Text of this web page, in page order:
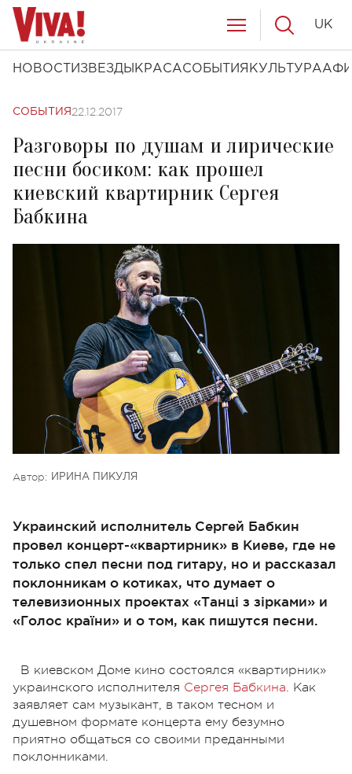
НОВОСТИ ЗВЕЗДЫ КРАСАСОБЫТИЯ КУЛЬТУРА
UK
СОБЫТИЯ 22.12.2017
Разговоры по душам и лирические
песни босиком: как прошел
киевский квартирник Сергея
Бабкина
Автор: ИРИНА ПИКУЛЯ
Украинский исполнитель Сергей Бабкин
провел концерт-«квартирник» в Киеве, где не
только спел песни под гитару, но и рассказал
поклонникам о котиках, что думает о
телевизионных проектах «Танці з зірками» и
«Голос країни» и о том, как пишутся песни.
В киевском Доме кино состоялся «квартирник»
украинского исполнителя Сергея Бабкина. Как
заявляет сам музыкант, в таком тесном и
душевном формате концерта ему безумно
приятно общаться со своими преданными
поклонниками.